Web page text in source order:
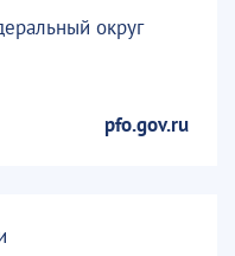
округ
pfo.gov.ru